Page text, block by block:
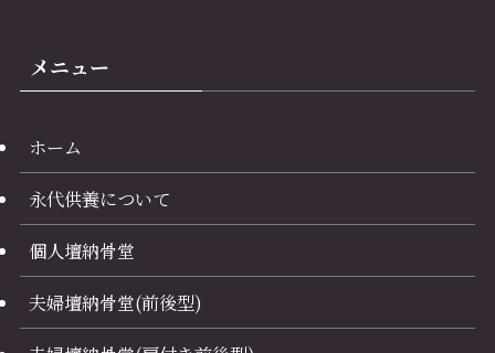
メニュー
ホーム
永代供養について
個人壇納骨堂
夫婦壇納骨堂(前後型)